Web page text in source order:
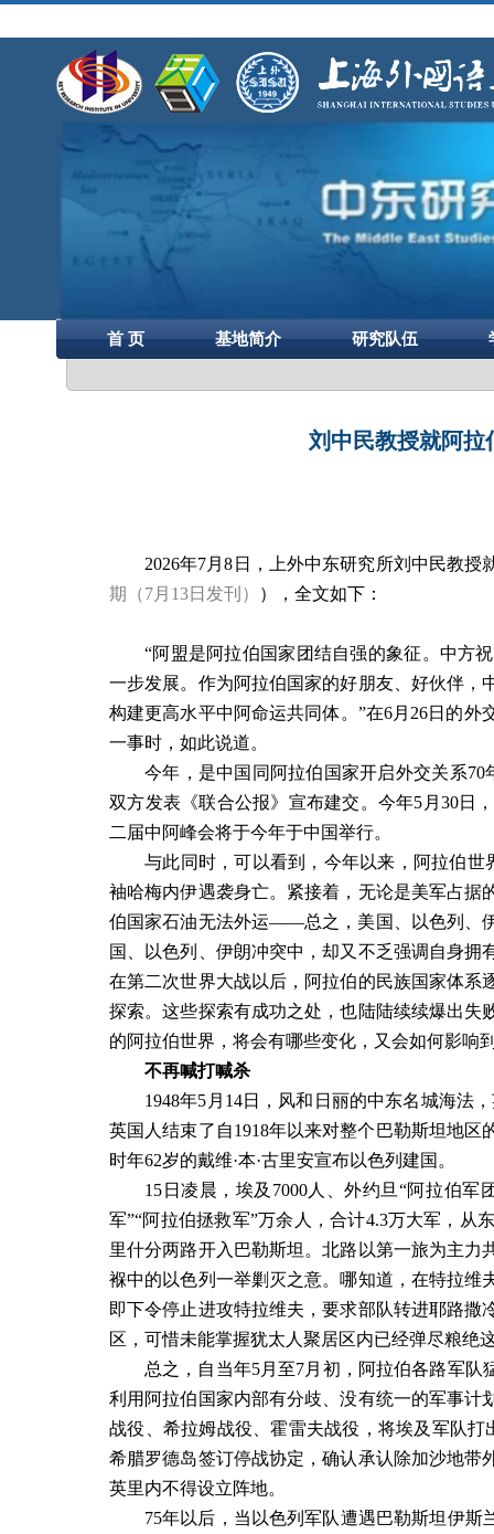
首 页 基地简介 研究队伍
刘中民教授就阿拉
2026年7月8 日，上外中东研究所刘中民教授
期（7月 13日发刊） ），全文如下：
“阿盟是阿拉伯国家团结自强的象征。中方
一步发展。作为阿拉伯国家的好朋友、好伙伴
构建更高水平中阿命运共同体。”在6月 26日的外
一事时，如此说道。
今年，是中国同阿拉伯国家开启外交关系70
双方发表《联合公报》宣布建交。今年5 月 30日
二届中阿峰会将于今年于中国举行。
与此同时，可以看到，今年以来，阿拉伯世
袖哈梅内伊遇袭身亡。紧接着，无论是美军占
伯国家石油无法外运——总之，美国、以色列、
国、以色列、伊朗冲突中，却又不乏强调自身
在第二次世界大战以后，阿拉伯的民族国家体
探索。这些探索有成功之处，也陆陆续续爆出
的阿拉伯世界，将会有哪些变化，又会如何影响
不再喊打喊杀
1948年5 月 14日，风和日丽的中东名城海法
英国人结束了自1918年以来对整个巴勒斯坦地区
时年62岁的戴维·本·古里安宣布以色列建国。
15 日凌晨，埃及 7000人、外约旦“阿拉伯军
军”“阿拉伯拯救军”万余人，合计4.3万大军，从
里什分两路开入巴勒斯坦。北路以第一旅为主力
褓中的以色列一举剿灭之意。哪知道，在特拉
即下令停止进攻特拉维夫，要求部队转进耶路
区，可惜未能掌握犹太人聚居区内已经弹尽粮
总之，自当年5月至7月初，阿拉伯各路军队
利用阿拉伯国家内部有分歧、没有统一的军事计
战役、希拉姆战役、霍雷夫战役，将埃及军队打
希腊罗德岛签订停战协定，确认承认除加沙地
英里内不得设立阵地。
75年以后，当以色列军队遭遇巴勒斯坦伊斯